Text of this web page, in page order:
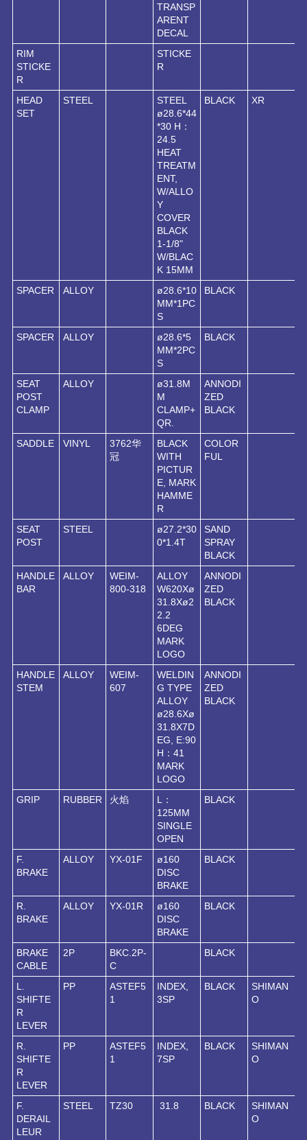
TRANSP
ARENT
DECAL
RIM
STICKE
R
STICKE
R
HEAD
SET
STEEL
STEEL
ø28.6*44
*30 H：
24.5
HEAT
TREATM
ENT,
W/ALLO
Y
COVER
BLACK
1-1/8"
W/BLAC
K 15MM
BLACK XR
SPACER ALLOY
ø28.6*10
MM*1PC
S
BLACK
SPACER ALLOY
ø28.6*5
MM*2PC
S
BLACK
SEAT
POST
CLAMP
ALLOY
ø31.8M
M
CLAMP+
QR.
ANNODI
ZED
BLACK
SADDLE VINYL
3762华
冠
BLACK
WITH
PICTUR
E, MARK
HAMME
R
COLOR
FUL
SEAT
POST
STEEL
ø27.2*30
0*1.4T
SAND
SPRAY
BLACK
HANDLE
BAR
ALLOY
WEIM-
800-318
ALLOY
W620Xø
31.8Xø2
2.2
6DEG
MARK
LOGO
ANNODI
ZED
BLACK
HANDLE
STEM
ALLOY
WEIM-
607
WELDIN
G TYPE
ALLOY
ø28.6Xø
31.8X7D
EG, E:90
H：41
MARK
LOGO
ANNODI
ZED
BLACK
GRIP RUBBER 火焰
L：
125MM
SINGLE
OPEN
BLACK
F.
BRAKE
ALLOY YX-01F
ø160
DISC
BRAKE
BLACK
R.
BRAKE
ALLOY YX-01R
ø160
DISC
BRAKE
BLACK
BRAKE
CABLE
2P
BKC.2P-
C
BLACK
L.
SHIFTE
R
LEVER
PP
ASTEF5
1
INDEX,
3SP
BLACK
SHIMAN
O
R.
SHIFTE
R
LEVER
PP
ASTEF5
1
INDEX,
7SP
BLACK
SHIMAN
O
F.
DERAIL
LEUR
STEEL TZ30 31.8 BLACK
SHIMAN
O